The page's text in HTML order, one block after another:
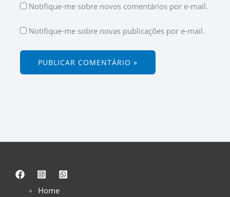
Notifique-me sobre novos comentários por e-mail.
Notifique-me sobre novas publicações por e-mail.
Home